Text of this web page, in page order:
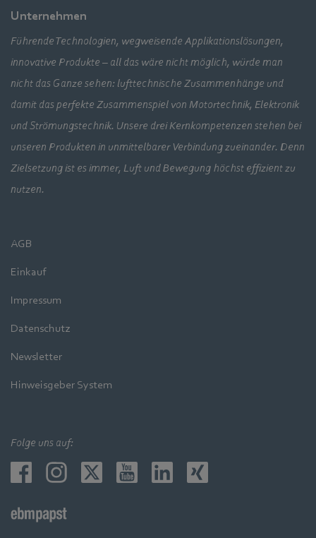
Unternehmen
Führende Technologien, wegweisende Applikationslösungen,
innovative Produkte – all das wäre nicht möglich, würde man
nicht das Ganze sehen: lufttechnische Zusammenhänge und
damit das perfekte Zusammenspiel von Motortechnik, Elektronik
und Strömungstechnik. Unsere drei Kernkompetenzen stehen bei
unseren Produkten in unmittelbarer Verbindung zueinander. Denn
Zielsetzung ist es immer, Luft und Bewegung höchst effizient zu
nutzen.
AGB
Einkauf
Impressum
Datenschutz
Newsletter
Hinweisgeber System
Folge uns auf: